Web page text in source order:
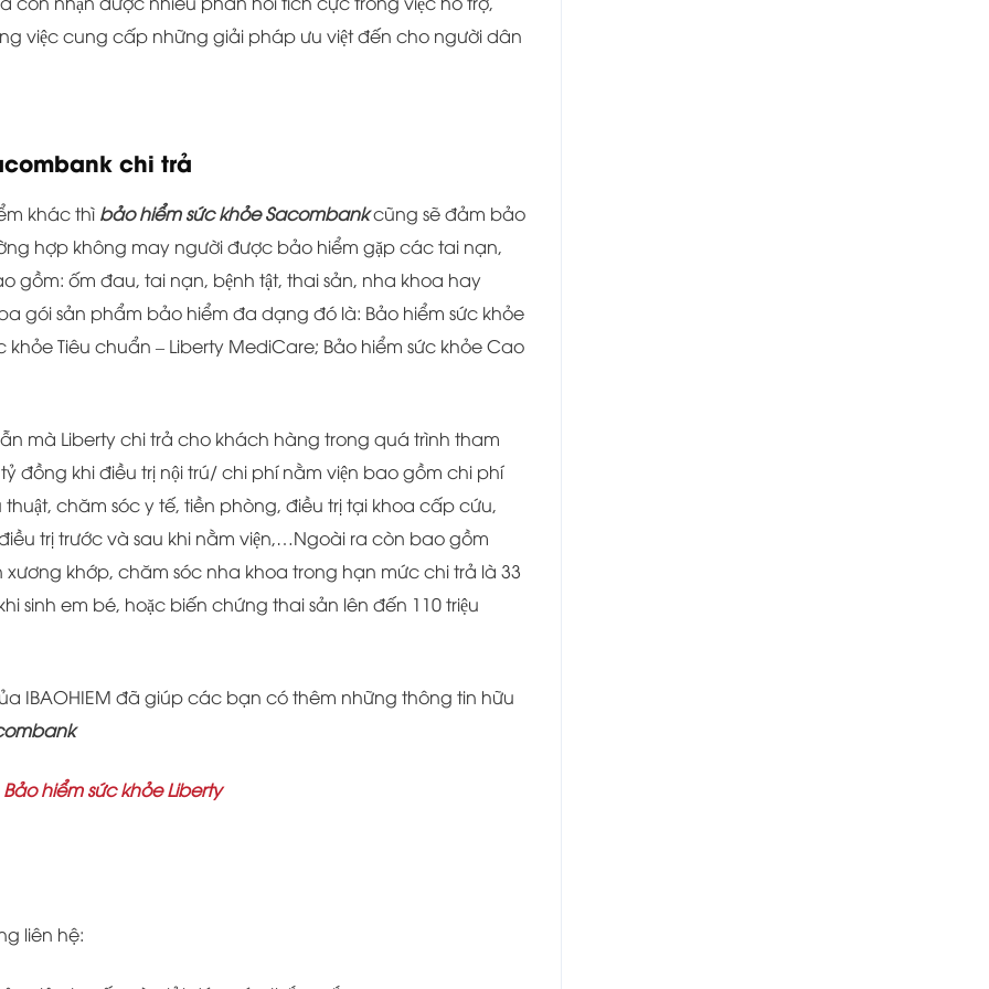
việc cung cấp những giải pháp ưu việt đến cho người dân
chi trả
khác thì bảo hiểm sức khỏe Sacombankcũng sẽ đảm bảo
hợp không may người được bảo hiểm gặp các tai nạn,
gồm: ốm đau, tai nạn, bệnh tật, thai sản, nha khoa hay
gói sản phẩm bảo hiểm đa dạng đó là: Bảo hiểm sức khỏe
khỏe Tiêu chuẩn – Liberty MediCare; Bảo hiểm sức khỏe Cao
mà Liberty chi trả cho khách hàng trong quá trình tham
đồng khi điều trị nội trú/ chi phí nằm viện bao gồm chi phí
chăm sóc y tế, tiền phòng, điều trị tại khoa cấp cứu,
trị trước và sau khi nằm viện,…Ngoài ra còn bao gồm
xương khớp, chăm sóc nha khoa trong hạn mức chi trả là 33
sinh em bé, hoặc biến chứng thai sản lên đến 110 triệu
IBAOHIEM đã giúp các bạn có thêm những thông tin hữu
Bảo hiểm sức khỏe Liberty
liên hệ: